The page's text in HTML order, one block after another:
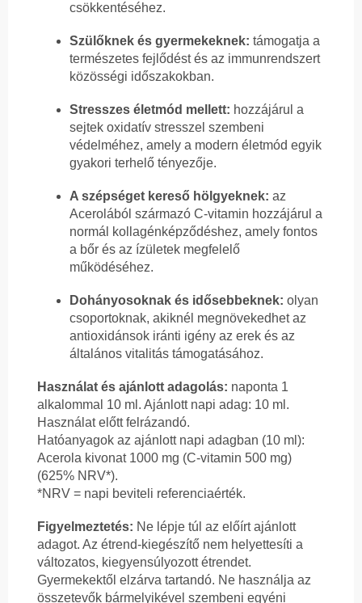
csökkentéséhez.
Szülőknek és gyermekeknek: támogatja a
természetes fejlődést és az immunrendszert
közösségi időszakokban.
Stresszes életmód mellett: hozzájárul a
sejtek oxidatív stresszel szembeni
védelméhez, amely a modern életmód egyik
gyakori terhelő tényezője.
A szépséget kereső hölgyeknek: az
Acerolából származó C-vitamin hozzájárul a
normál kollagénképződéshez, amely fontos
a bőr és az ízületek megfelelő
működéséhez.
Dohányosoknak és idősebbeknek: olyan
csoportoknak, akiknél megnövekedhet az
antioxidánsok iránti igény az erek és az
általános vitalitás támogatásához.
Használat és ajánlott adagolás: naponta 1
alkalommal 10 ml. Ajánlott napi adag: 10 ml.
Használat előtt felrázandó.
Hatóanyagok az ajánlott napi adagban (10 ml):
Acerola kivonat 1000 mg (C-vitamin 500 mg)
(625% NRV*).
*NRV = napi beviteli referenciaérték.
Figyelmeztetés: Ne lépje túl az előírt ajánlott
adagot. Az étrend-kiegészítő nem helyettesíti a
változatos, kiegyensúlyozott étrendet.
Gyermekektől elzárva tartandó. Ne használja az
összetevők bármelyikével szembeni egyéni